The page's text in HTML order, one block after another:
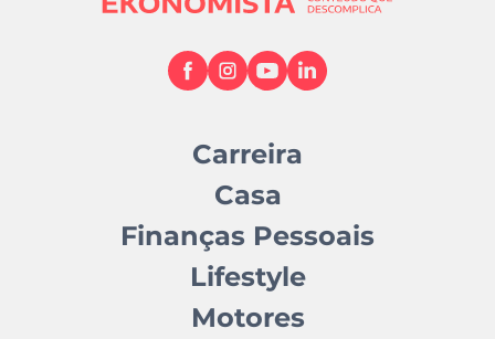
Carreira
Casa
Finanças Pessoais
Lifestyle
Motores